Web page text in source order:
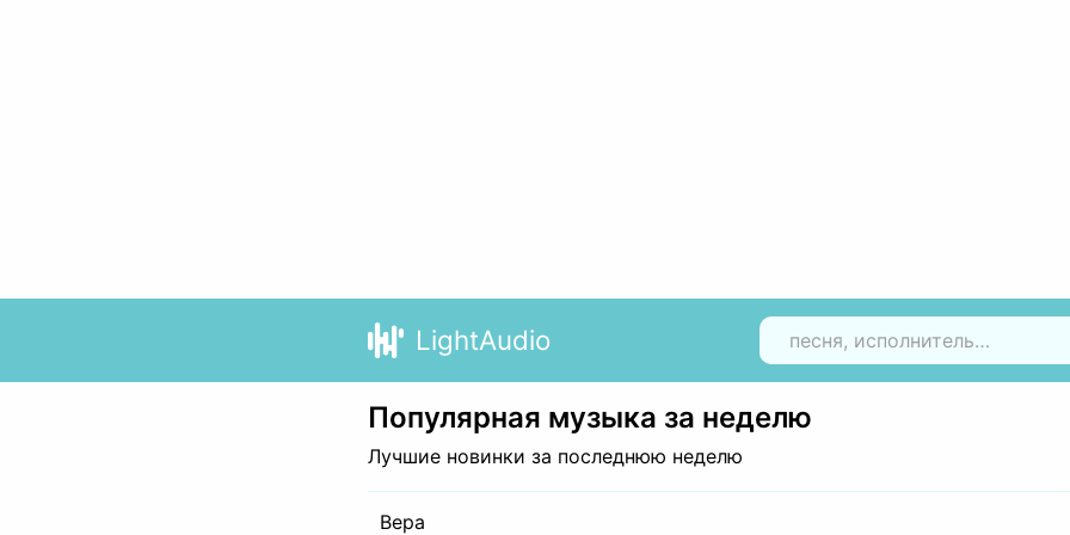
LightAudio
Популярная музыка за неделю
Лучшие новинки за последнюю неделю
Вера